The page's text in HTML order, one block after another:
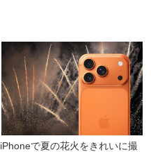
iPhoneで夏の花火をきれいに撮